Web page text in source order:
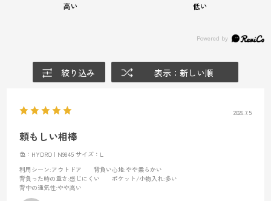
高い 低い
絞り込み 表示：新しい順
2026.7.5
頼もしい相棒
色：HYDRO | N9845 サイズ：L
利用シーン:アウトドア 背負い心地:やや柔らかい
背負った時の重さ:感じにくい ポケット/小物入れ:多い
背中の通気性:やや高い